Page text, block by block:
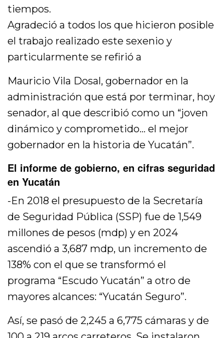
tiempos.
Agradeció a todos los que hicieron posible
el trabajo realizado este sexenio y
particularmente se refirió a
Mauricio Vila Dosal, gobernador en la
administración que está por terminar, hoy
senador, al que describió como un “joven
dinámico y comprometido… el mejor
gobernador en la historia de Yucatán”.
El informe de gobierno, en cifras seguridad
en Yucatán
-En 2018 el presupuesto de la Secretaría
de Seguridad Pública (SSP) fue de 1,549
millones de pesos (mdp) y en 2024
ascendió a 3,687 mdp, un incremento de
138% con el que se transformó el
programa “Escudo Yucatán” a otro de
mayores alcances: “Yucatán Seguro”.
Así, se pasó de 2,245 a 6,775 cámaras y de